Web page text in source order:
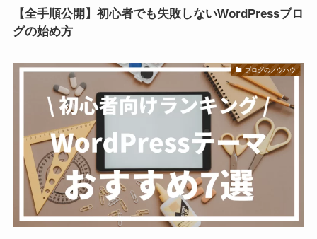
【全手順公開】初心者でも失敗しないWordPressブロ
グの始め方
ブログのノウハウ